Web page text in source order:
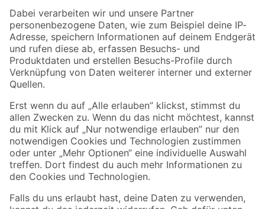
Zahlungsarten Versandarten
Sicher einkaufen
Jetzt die toom-App herunterladen